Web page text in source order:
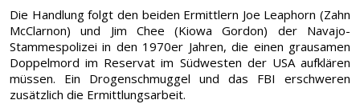
Die Handlung folgt den beiden Ermittlern Joe Leaphorn (Zahn
McClarnon) und Jim Chee (Kiowa Gordon) der Navajo-
Stammespolizei in den 1970er Jahren, die einen grausamen
Doppelmord im Reservat im Südwesten der USA aufklären
müssen. Ein Drogenschmuggel und das FBI erschweren
zusätzlich die Ermittlungsarbeit.